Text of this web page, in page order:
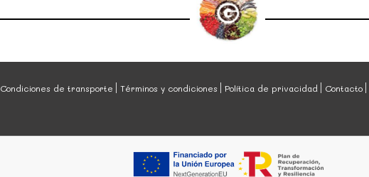
Condiciones de transporte Términos y condiciones Política de privacidad Contacto